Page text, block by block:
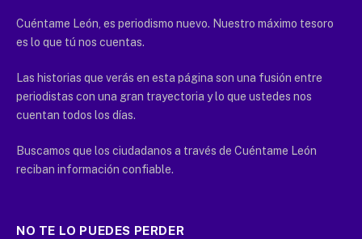
Cuéntame León, es periodismo nuevo. Nuestro máximo tesoro
es lo que tú nos cuentas.
Las historias que verás en esta página son una fusión entre
periodistas con una gran trayectoria y lo que ustedes nos
cuentan todos los días.
Buscamos que los ciudadanos a través de Cuéntame León
reciban información confiable.
NO TE LO PUEDES PERDER